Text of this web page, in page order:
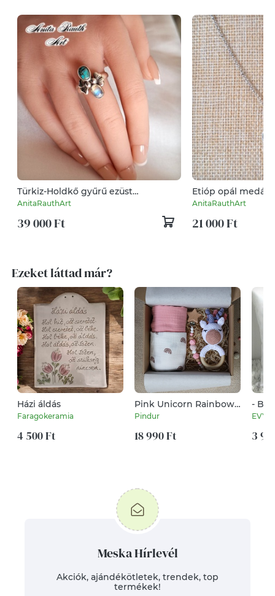
Türkiz-Holdkő gyűrű ezüst
virágszirmokkal
AnitaRauthArt
39 000 Ft
Etióp opál medál
AnitaRauthArt
21 000 Ft
Ezeket láttad már?
Házi áldás
Faragokeramia
4 500 Ft
Pink Unicorn Rainbow
Box - Baba
Babaváró ajándék /
Babalátogató ajándék
Pindur
18 990 Ft
-
3
Meska Hírlevél
Akciók, ajándékötletek, trendek, top
termékek!